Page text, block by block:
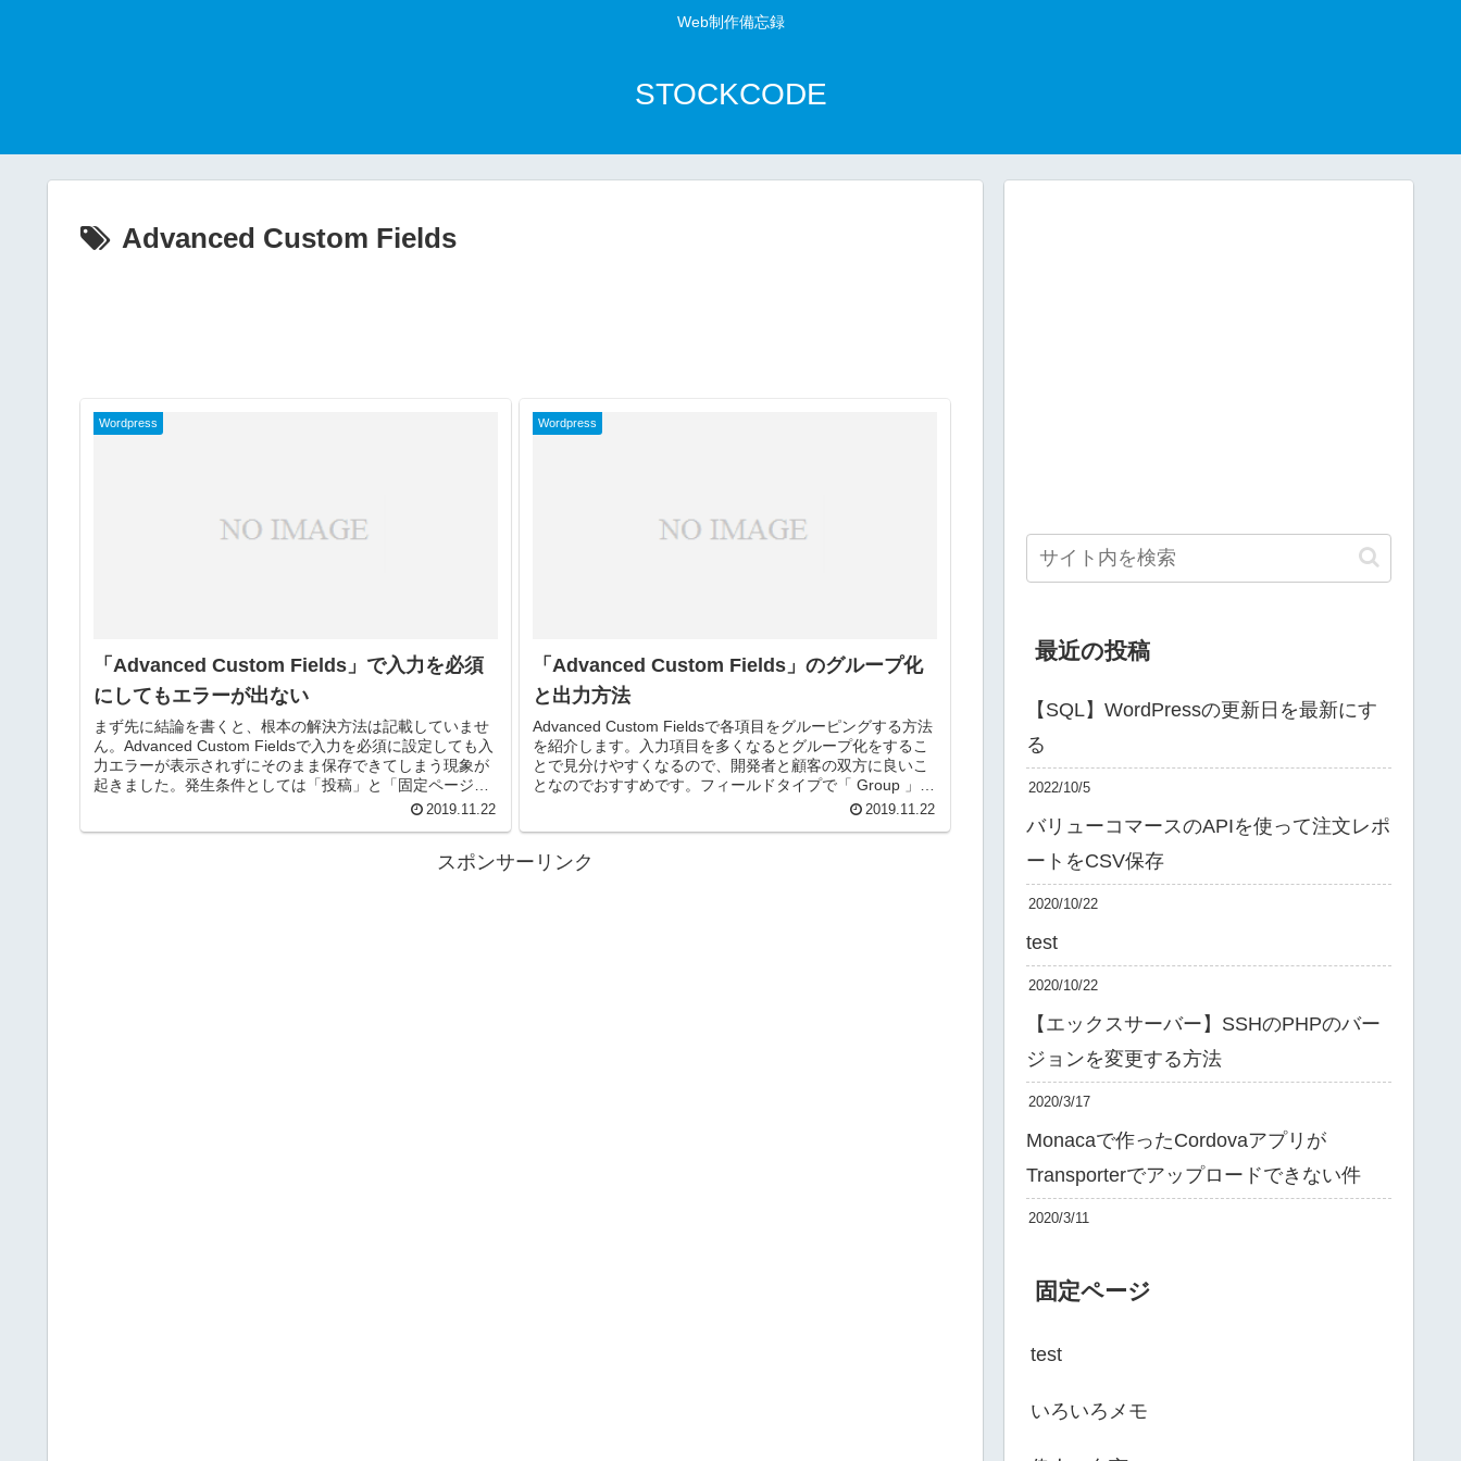
Web制作備忘録
STOCKCODE
Advanced Custom Fields
Wordpress
「Advanced Custom Fields」で入力を必須
にしてもエラーが出ない
まず先に結論を書くと、根本の解決方法は記載していませ
ん。Advanced Custom Fieldsで入力を必須に設定しても入
力エラーが表示されずにそのまま保存できてしまう現象が
起きました。発生条件としては「投稿」と「固定ページ」
2019.11.22
Wordpress
「Advanced Custom Fields」のグループ化
と出力方法
Advanced Custom Fieldsで各項目をグルーピングする方法
を紹介します。入力項目を多くなるとグループ化をするこ
とで見分けやすくなるので、開発者と顧客の双方に良いこ
となのでおすすめです。フィールドタイプで「 Group 」を
2019.11.22
スポンサーリンク
最近の投稿
【SQL】WordPressの更新日を最新にす
る
2022/10/5
バリューコマースのAPIを使って注文レポ
ートをCSV保存
2020/10/22
test
2020/10/22
【エックスサーバー】SSHのPHPのバー
ジョンを変更する方法
2020/3/17
Monacaで作ったCordovaアプリが
Transporterでアップロードできない件
2020/3/11
固定ページ
test
いろいろメモ